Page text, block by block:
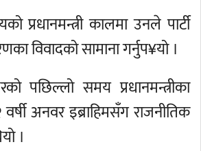
प्रधानमन्त्री कालमा उनले पार्टी
विवादको सामाना गर्नुप¥यो ।
पछिल्लो समय प्रधानमन्त्रीका
अनवर इब्राहिमसँग राजनीतिक
।